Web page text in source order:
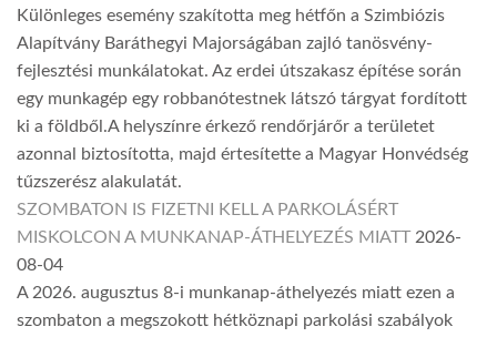
Különleges esemény szakította meg hétfőn a Szimbiózis
Alapítvány Baráthegyi Majorságában zajló tanösvény-
fejlesztési munkálatokat. Az erdei útszakasz építése során
egy munkagép egy robbanótestnek látszó tárgyat fordított
ki a földből.A helyszínre érkező rendőrjárőr a területet
azonnal biztosította, majd értesítette a Magyar Honvédség
tűzszerész alakulatát.
SZOMBATON IS FIZETNI KELL A PARKOLÁSÉRT
MISKOLCON A MUNKANAP-ÁTHELYEZÉS MIATT 2026-
08-04
A 2026. augusztus 8-i munkanap-áthelyezés miatt ezen a
szombaton a megszokott hétköznapi parkolási szabályok